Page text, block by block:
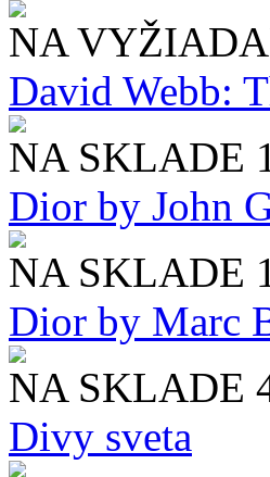
NA
David Webb:
NA SKLADE
Dior by John
NA SKLADE
Dior by Marc
NA SKLADE
Divy sveta